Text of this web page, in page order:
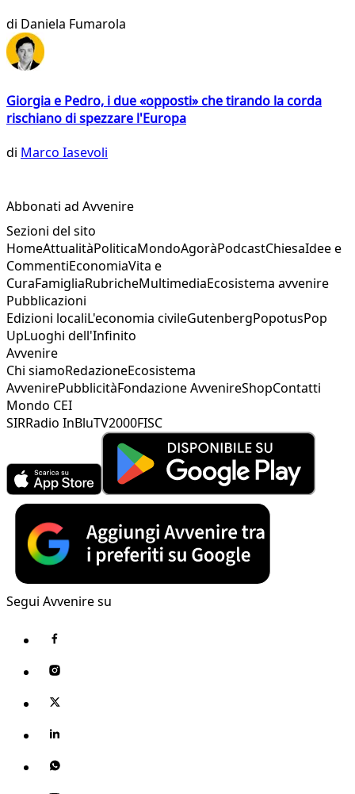
di Daniela Fumarola
Giorgia e Pedro, i due «opposti» che tirando la corda
rischiano di spezzare l'Europa
di Marco Iasevoli
Abbonati ad Avvenire
Sezioni del sito
HomeAttualitàPoliticaMondoAgoràPodcastChiesaIdee e
CommentiEconomiaVita e
CuraFamigliaRubricheMultimediaEcosistema avvenire
Pubblicazioni
Edizioni localiL'economia civileGutenbergPopotusPop
UpLuoghi dell'Infinito
Avvenire
Chi siamoRedazioneEcosistema
AvvenirePubblicitàFondazione AvvenireShopContatti
Mondo CEI
SIRRadio InBluTV2000FISC
Segui Avvenire su